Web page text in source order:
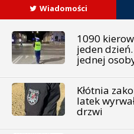
Wiadomości
1090
jeden
jednej
Kłótnia
latek
drzwi